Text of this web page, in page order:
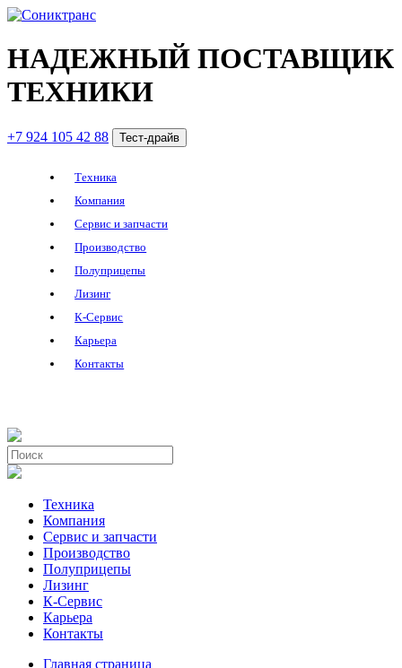
НАДЕЖНЫЙ ПОСТАВЩИК
ТЕХНИКИ
+7 924 105 42 88 Тест-драйв
Техника
Компания
Сервис и запчасти
Производство
Полуприцепы
Лизинг
К-Сервис
Карьера
Контакты
Техника
Компания
Сервис и запчасти
Производство
Полуприцепы
Лизинг
К-Сервис
Карьера
Контакты
Главная страница